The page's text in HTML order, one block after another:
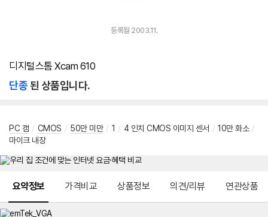
등록월 2003.11.
디지털스톰 Xcam 610
단종된 상품입니다.
PC 캠 / CMOS / 50만 미만 / 1 / 4 인치 CMOS 이미지 센서 / 10만 화소 /
마이크 내장
요약정보 가격비교 상품정보 의견/리뷰 연관상품